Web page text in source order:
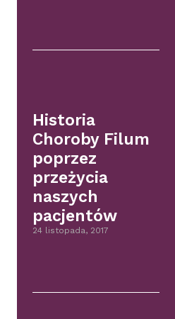
Historia
Choroby Filum
poprzez
przeżycia
naszych
pacjentów
24 listopada, 2017